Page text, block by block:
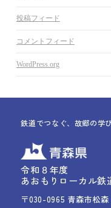
投稿フィード
コメントフィード
WordPress.org
鉄道でつなぐ、故郷の学
令和８年度
あおもりローカル
〒030-0965 青森市松